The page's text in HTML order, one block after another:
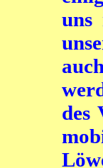
uns
des